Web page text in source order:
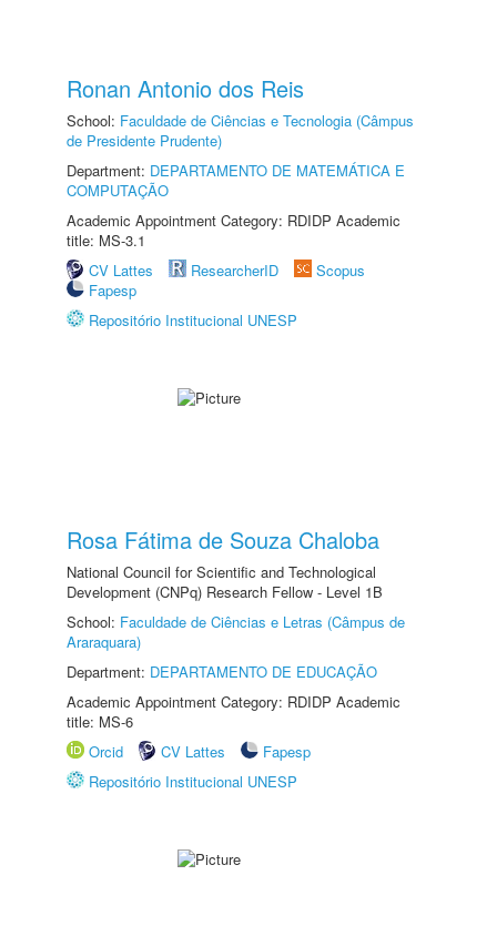
Ronan Antonio dos Reis
School: Faculdade de Ciências e Tecnologia (Câmpus
de Presidente Prudente)
Department: DEPARTAMENTO DE MATEMÁTICA E
COMPUTAÇÃO
Academic Appointment Category: RDIDP Academic
title: MS-3.1
CV Lattes
ResearcherID
Scopus
Fapesp
Repositório Institucional UNESP
Rosa Fátima de Souza Chaloba
National Council for Scientific and Technological
Development (CNPq) Research Fellow - Level 1B
School: Faculdade de Ciências e Letras (Câmpus de
Araraquara)
Department: DEPARTAMENTO DE EDUCAÇÃO
Academic Appointment Category: RDIDP Academic
title: MS-6
Orcid
CV Lattes
Fapesp
Repositório Institucional UNESP